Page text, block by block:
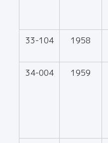
33-104 1958
34-004
1959